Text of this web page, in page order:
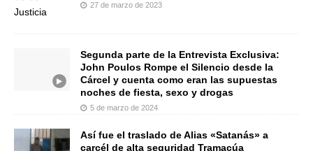
27 de marzo de 2023
Segunda parte de la Entrevista Exclusiva:
John Poulos Rompe el Silencio desde la
Cárcel y cuenta como eran las supuestas
noches de fiesta, sexo y drogas
5 de marzo de 2024
Así fue el traslado de Alias «Satanás» a
carcél de alta seguridad Tramacúa